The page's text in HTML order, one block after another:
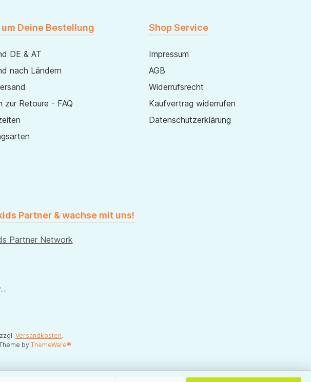
um Deine Bestellung
DE & AT
nach Ländern
zur Retoure - FAQ
Shop Service
Impressum
AGB
Widerrufsrecht
Kaufvertrag widerrufen
Datenschutzerklärung
Partner & wachse mit uns!
Partner Network
Versandkosten.
by ThemeWare®